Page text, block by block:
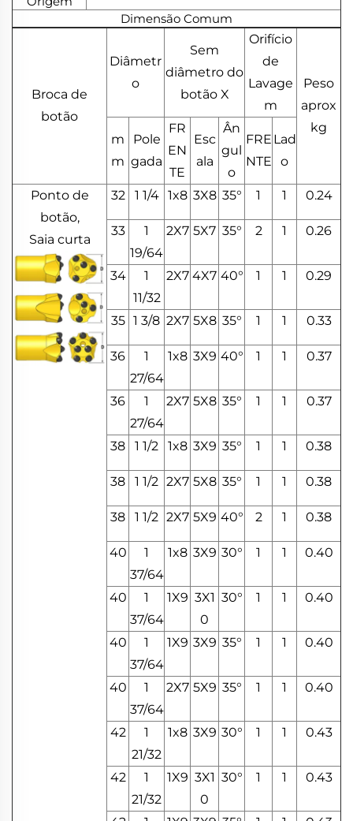
Dimensão Comum
Broca de
botão
Diâmetr
o
Sem
diâmetro do
botão X
Orifício
de
Lavage
m
Peso
aprox
kg
m
m
Pole
gada
FR
EN
TE
Esc
ala
Ân
gul
o
FRE
NTE
Lad
o
Ponto de
botão,
Saia curta
32 1 1/4 1x8 3X8 35° 1 1 0.24
33
1
19/64
2X7 5X7 35° 2 1 0.26
34
1
11/32
2X7 4X7 40° 1 1 0.29
35 1 3/8 2X7 5X8 35° 1 1 0.33
36
1
27/64
1x8 3X9 40° 1 1 0.37
36
1
27/64
2X7 5X8 35° 1 1 0.37
38 1 1/2 1x8 3X9 35° 1 1 0.38
38 1 1/2 2X7 5X8 35° 1 1 0.38
38 1 1/2 2X7 5X9 40° 2 1 0.38
40
1
37/64
1x8 3X9 30° 1 1 0.40
40
1
37/64
1X9 3X1
0
30° 1 1 0.40
40
1
37/64
1X9 3X9 35° 1 1 0.40
40
1
37/64
2X7 5X9 35° 1 1 0.40
42
1
21/32
1x8 3X9 30° 1 1 0.43
42
1
21/32
1X9 3X1
0
30° 1 1 0.43